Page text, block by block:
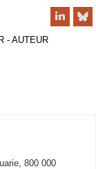
- AUTEUR
800 000